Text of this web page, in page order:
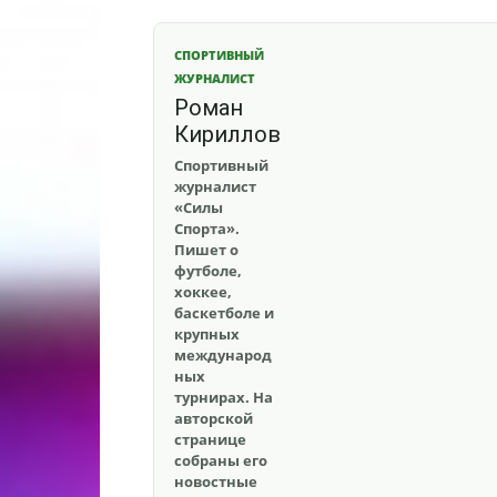
СПОРТИВНЫЙ
ЖУРНАЛИСТ
Роман
Кириллов
Спортивный
журналист
«Силы
Спорта».
Пишет о
футболе,
хоккее,
баскетболе и
крупных
международ
ных
турнирах. На
авторской
странице
собраны его
новостные